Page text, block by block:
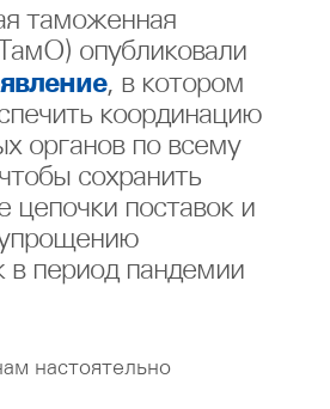
таможенная
опубликовали
, в котором
координацию
органов по всему
сохранить
поставок и
упрощению
в период пандемии
настоятельно